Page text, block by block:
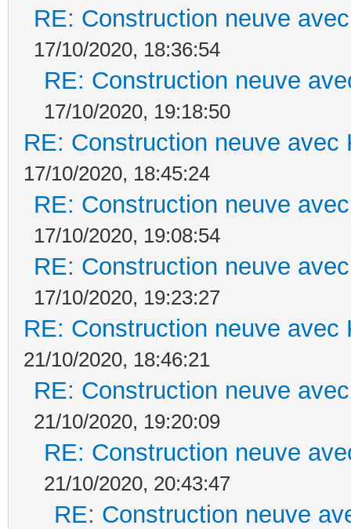
RE: Construction neuve
17/10/2020, 18:36:54
RE: Construction neuve
17/10/2020, 19:18:50
RE: Construction neuve avec
17/10/2020, 18:45:24
RE: Construction neuve
17/10/2020, 19:08:54
RE: Construction neuve
17/10/2020, 19:23:27
RE: Construction neuve avec
21/10/2020, 18:46:21
RE: Construction neuve
21/10/2020, 19:20:09
RE: Construction neuve
21/10/2020, 20:43:47
RE: Construction neuve